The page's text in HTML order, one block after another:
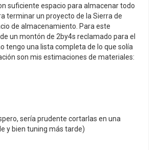
suficiente espacio para almacenar todo
terminar un proyecto de la Sierra de
de almacenamiento. Para este
un montón de 2by4s reclamado para el
tengo una lista completa de lo que solía
son mis estimaciones de materiales:
sería prudente cortarlas en una
y bien tuning más tarde)